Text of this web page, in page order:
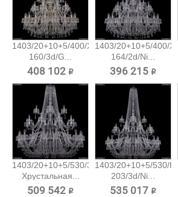
1403/20+10+5/400/XL-
160/3d/G...
408 102 ₽
1403/20+10+5/400/
164/2d/Ni...
396 215 ₽
1403/20+10+5/530/3d/Ni
Хрустальная...
509 542 ₽
1403/20+10+5/530/h-
203/3d/Ni...
535 017 ₽